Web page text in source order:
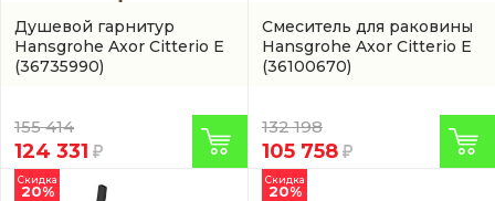
Душевой гарнитур
Hansgrohe Axor Citterio E
(36735990)
155 414
124 331
Смеситель для раковины
Hansgrohe Axor Citterio E
(36100670)
132 198
105 758
Скидка
20%
Скидка
20%